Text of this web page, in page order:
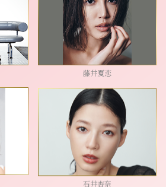
藤井夏恋
石井杏奈